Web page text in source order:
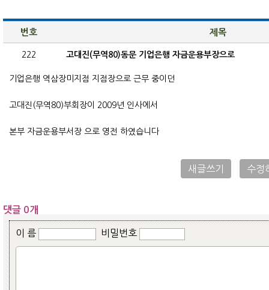
번호 제목
222 고대진(무역80)동문 기업은행 자금운용부장으로
기업은행 역삼장미지점 지점장으로 근무 중이던
고대진(무역80)부회장이 2009년 인사에서
본부 자금운용부서장 으로 영전 하였습니다
새글쓰기 수정
댓글 0개
이 름 비밀번호